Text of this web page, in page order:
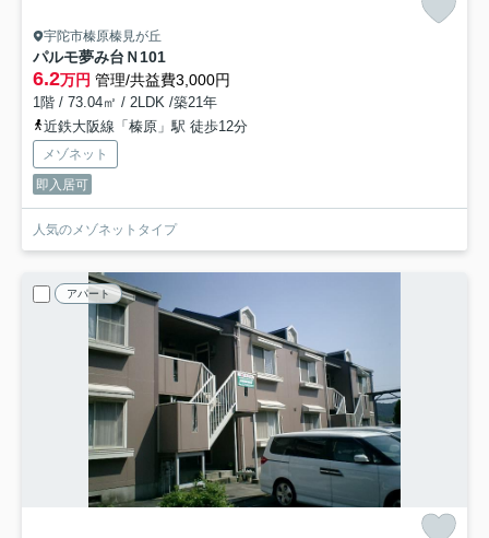
宇陀市榛原榛見が丘
パルモ夢み台Ｎ 101
6.2万円 管理/共益費3,000円
1階 / 73.04㎡ / 2LDK /築21年
近鉄大阪線「榛原」駅 徒歩12分
メゾネット
即入居可
人気のメゾネットタイプ
アパート